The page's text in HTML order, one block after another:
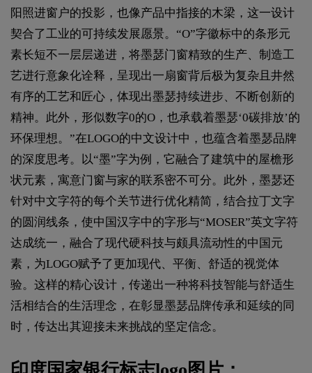
阳照进窗户的投影，也像产品中指接的木梁，这一设计
契合了工业的可持续发展愿景。“O”字徽标中的条形元
素长短不一层层递进，将墨瑟门窗精致的生产、制造工
艺进行意象化诠释，呈现出一扇窗背后极为复杂且井然
有序的工艺和匠心，体现出墨瑟持续进步、不断创新的
精神。此外，形似数字0的O，也承载着墨瑟‘0碳排放’的
环保理想。”在LOGO的中文设计中，也蕴含着墨瑟品牌
的深度思考。以“墨”字为例，它融合了建筑中的屋檐形
状元素，寓意门窗与家的联系密不可分。此外，墨瑟还
针对中文字符的每个关节进行优化精简，结合拉丁文字
的圆润线条，使中国汉字中的字形与“MOSER”英文字符
达成统一，融合了现代硬科技与颇具流动性的中国元
素，为LOGO赋予了更加现代、平衡、舒适的视觉体
验。这样的精心设计，传递出一种将科技智能与舒适生
活相结合的生活理念，在彰显墨瑟品牌传承和延续的同
时，传达出其迎接未来挑战的坚定信念。